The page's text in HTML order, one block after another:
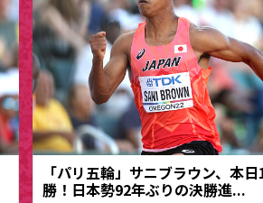
「パリ五輪」サニブラウン、本
勝！日本勢92年ぶりの決勝進...